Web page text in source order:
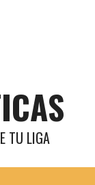
TU LIGA